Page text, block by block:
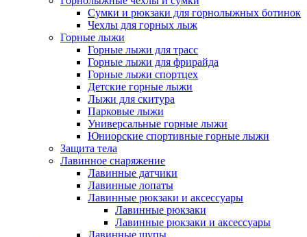
Сумки и рюкзаки для горнолыжных ботинок
Чехлы для горных лыж
Горные лыжи
Горные лыжи для трасс
Горные лыжи для фрирайда
Горные лыжи спортцех
Детские горные лыжи
Лыжи для скитура
Парковые лыжи
Универсальные горные лыжи
Юниорские спортивные горные лыжи
Защита тела
Лавинное снаряжение
Лавинные датчики
Лавинные лопаты
Лавинные рюкзаки и аксессуары
Лавинные рюкзаки
Лавинные рюкзаки и аксессуары
Лавинные щупы